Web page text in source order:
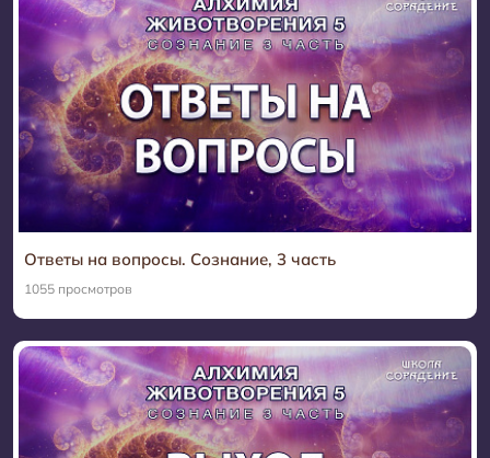
Ответы на вопросы. Сознание, 3 часть
1055 просмотров